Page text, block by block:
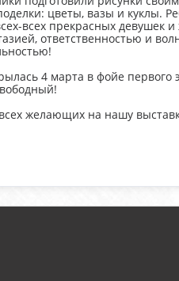
цветы, вазы и куклы.
всех прекрасных
ответственностью и
4 марта в фойе
желающих на нашу